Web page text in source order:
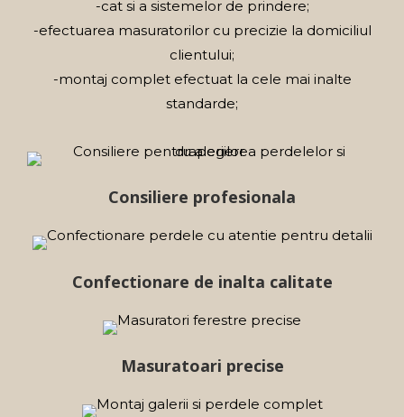
-cat si a sistemelor de prindere;
-efectuarea masuratorilor cu precizie la domiciliul
clientului;
-montaj complet efectuat la cele mai inalte
standarde;
Consiliere profesionala
Confectionare de inalta calitate
Masuratoari precise